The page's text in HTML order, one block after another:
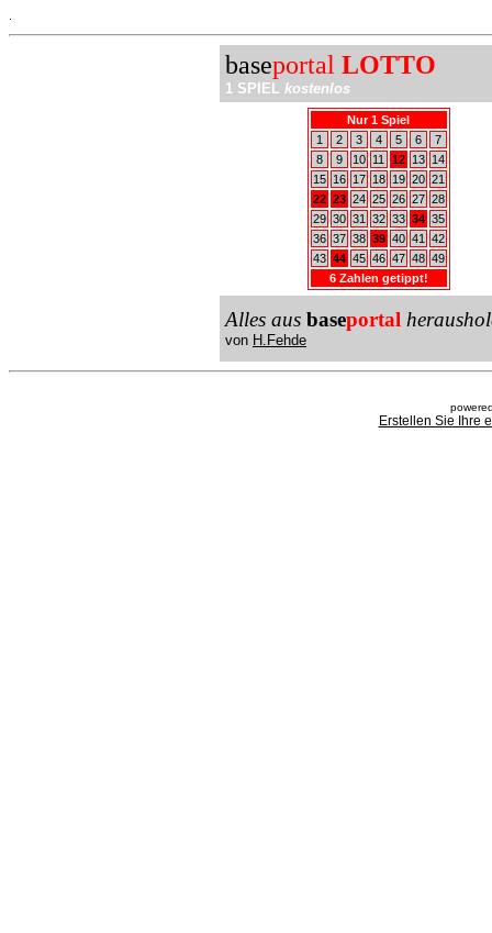
baseportal LOTTO
1 SPIEL kostenlos
Nur 1 Spiel
1
2 3 4 5 6
7
8
9 10 11 12 13
14
15
16 17 18 19 20 21
22 23 24 25 26 27 28
29 30 31 32 33 34 35
36 37 38 39 40 41
42
43 44 45 46 47 48 49
6 Zahlen getippt!
Alles aus baseportal
von H.Fehde
Erstellen Sie Ihre